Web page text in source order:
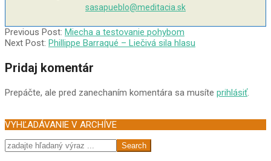
sasapueblo@meditacia.sk
2004-
08-
Previous Post: Miecha a testovanie pohybom
Next Post: Phillippe Barraqué – Liečivá sila hlasu
Pridaj komentár
Prepáčte, ale pred zanechaním komentára sa musíte prihlásiť.
VYHĽADÁVANIE V ARCHÍVE
Search